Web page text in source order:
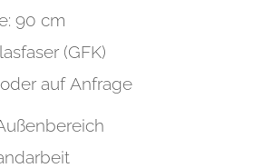
90 cm
(GFK)
auf Anfrage